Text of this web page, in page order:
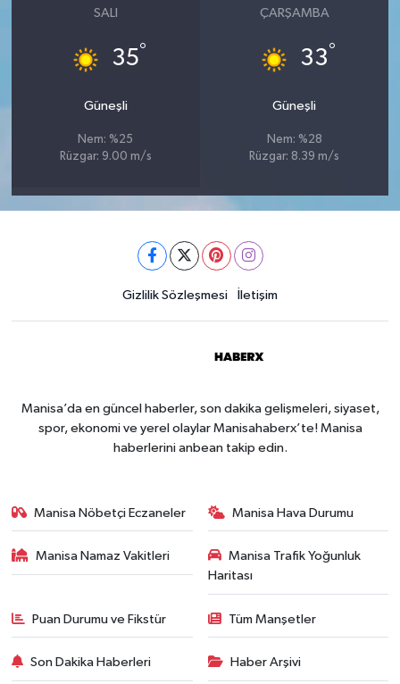
SALI
35°
Güneşli
Nem: %25
Rüzgar: 9.00 m/s
ÇARŞAMBA
33°
Güneşli
Nem: %28
Rüzgar: 8.39 m/s
Gizlilik Sözleşmesi İletişim
Manisa’da en güncel haberler, son dakika gelişmeleri, siyaset,
spor, ekonomi ve yerel olaylar Manisahaberx’te! Manisa
haberlerini anbean takip edin.
Manisa Nöbetçi Eczaneler Manisa Hava Durumu
Manisa Namaz Vakitleri
Manisa Trafik Yoğunluk
Haritası
Puan Durumu ve Fikstür Tüm Manşetler
Son Dakika Haberleri Haber Arşivi